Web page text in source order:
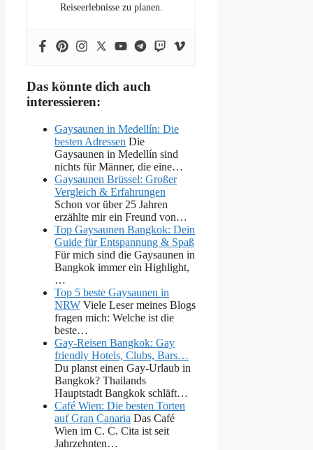
Reiseerlebnisse zu planen.
Das könnte dich auch
interessieren:
Gaysaunen in Medellín: Die
besten Adressen Die
Gaysaunen in Medellín sind
nichts für Männer, die eine…
Gaysaunen Brüssel: Großer
Vergleich & Erfahrungen
Schon vor über 25 Jahren
erzählte mir ein Freund von…
Top Gaysaunen Bangkok: Dein
Guide für Entspannung & Spaß
Für mich sind die Gaysaunen in
Bangkok immer ein Highlight,
…
Top 5 beste Gaysaunen in
NRW Viele Leser meines Blogs
fragen mich: Welche ist die
beste…
Gay-Reisen Bangkok: Gay
friendly Hotels, Clubs, Bars…
Du planst einen Gay-Urlaub in
Bangkok? Thailands
Hauptstadt Bangkok schläft…
Café Wien: Die besten Torten
auf Gran Canaria Das Café
Wien im C. C. Cita ist seit
Jahrzehnten…